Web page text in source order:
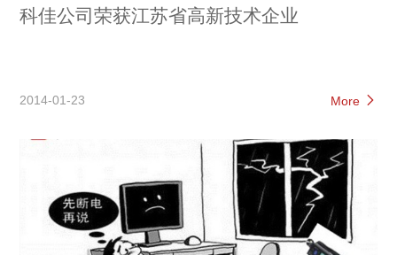
科佳公司荣获江苏省高新技术企业
2014-01-23 More